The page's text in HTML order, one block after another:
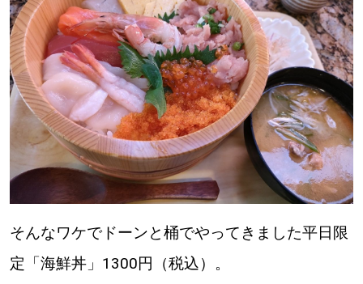
閉じる
そんなワケでドーンと桶でやってきました平日限
定「海鮮丼」1300円（税込）。